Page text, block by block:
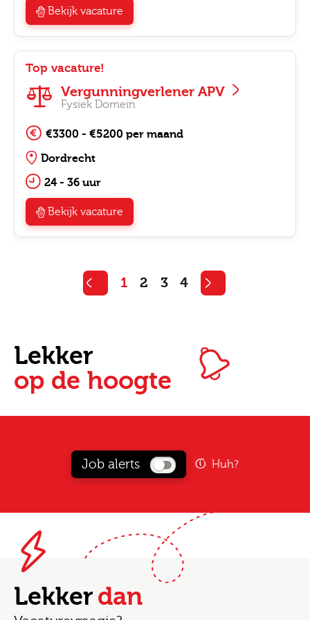
Lekker
op de hoogte
Job alerts Huh?
Bekijk vacature
Vergunningverlener APV
Fysiek Domein
Top vacature!
€3300 - €5200 per maand
Dordrecht
24 - 36 uur
Bekijk vacature
1 2 3 4
Lekkerdan